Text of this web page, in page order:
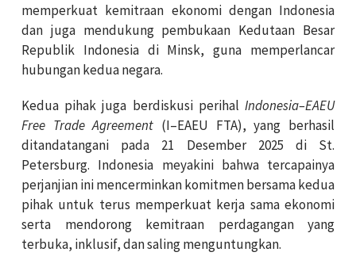
memperkuat kemitraan ekonomi dengan Indonesia
dan juga mendukung pembukaan Kedutaan Besar
Republik Indonesia di Minsk, guna memperlancar
hubungan kedua negara.
Kedua pihak juga berdiskusi perihal Indonesia–EAEU
Free Trade Agreement (I–EAEU FTA), yang berhasil
ditandatangani pada 21 Desember 2025 di St.
Petersburg. Indonesia meyakini bahwa tercapainya
perjanjian ini mencerminkan komitmen bersama kedua
pihak untuk terus memperkuat kerja sama ekonomi
serta mendorong kemitraan perdagangan yang
terbuka, inklusif, dan saling menguntungkan.